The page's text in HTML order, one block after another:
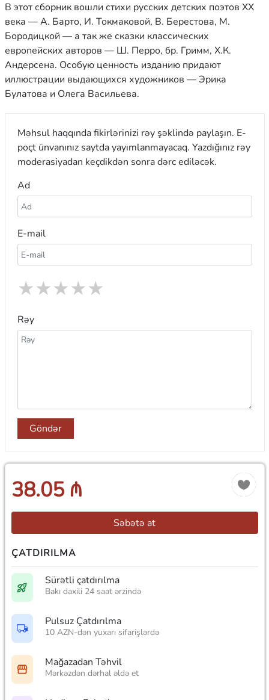
В этот сборник вошли стихи русских детских поэтов ХХ
века — А. Барто, И. Токмаковой, В. Берестова, М.
Бородицкой — а так же сказки классических
европейских авторов — Ш. Перро, бр. Гримм, Х.К.
Андерсена. Особую ценность изданию придают
иллюстрации выдающихся художников — Эрика
Булатова и Олега Васильева.
Məhsul haqqında fikirlərinizi rəy şəklində paylaşın. E-
poçt ünvanınız saytda yayımlanmayacaq. Yazdığınız rəy
moderasiyadan keçdikdən sonra dərc ediləcək.
Ad
E-mail
★
★
★
★
★
Rəy
Göndər
38.05 ₼
Səbətə at
ÇATDIRILMA
Sürətli çatdırılma
Bakı daxili 24 saat ərzində
Pulsuz Çatdırılma
10 AZN-dən yuxarı sifarişlərdə
Mağazadan Təhvil
Mərkəzdən dərhal əldə et